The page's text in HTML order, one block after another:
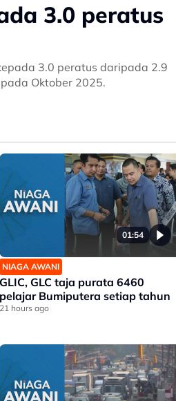
3.0 peratus
3.0 peratus daripada 2.9
Oktober 2025.
01:54
NIAGA AWANI
GLIC, GLC taja purata 6460
pelajar Bumiputera setiap tahun
21 hours ago